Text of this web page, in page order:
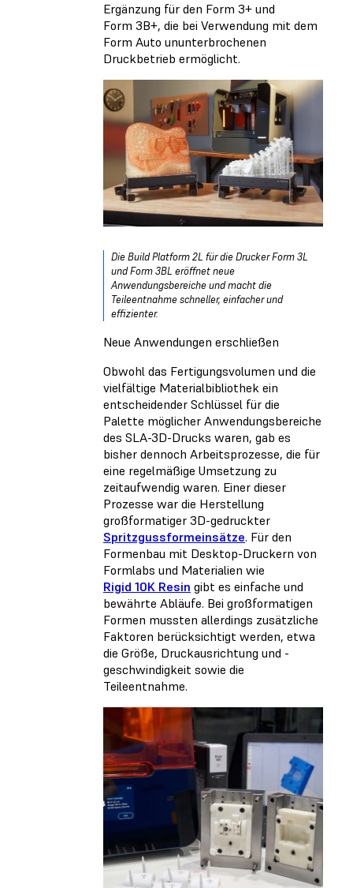
Ergänzung für den Form 3+ und
Form 3B+, die bei Verwendung mit dem
Form Auto ununterbrochenen
Druckbetrieb ermöglicht.
Die Build Platform 2L für die Drucker Form 3L
und Form 3BL eröffnet neue
Anwendungsbereiche und macht die
Teileentnahme schneller, einfacher und
effizienter.
Neue Anwendungen erschließen
Obwohl das Fertigungsvolumen und die
vielfältige Materialbibliothek ein
entscheidender Schlüssel für die
Palette möglicher Anwendungsbereiche
des SLA-3D-Drucks waren, gab es
bisher dennoch Arbeitsprozesse, die für
eine regelmäßige Umsetzung zu
zeitaufwendig waren. Einer dieser
Prozesse war die Herstellung
großformatiger 3D-gedruckter
Spritzgussformeinsätze. Für den
Formenbau mit Desktop-Druckern von
Formlabs und Materialien wie
Rigid 10K Resin gibt es einfache und
bewährte Abläufe. Bei großformatigen
Formen mussten allerdings zusätzliche
Faktoren berücksichtigt werden, etwa
die Größe, Druckausrichtung und -
geschwindigkeit sowie die
Teileentnahme.